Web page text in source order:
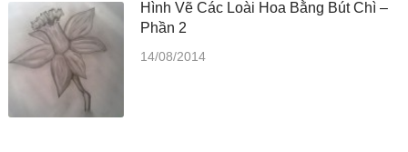
Hình Vẽ Các Loài Hoa Bằng Bút Chì –
Phần 2
14/08/2014